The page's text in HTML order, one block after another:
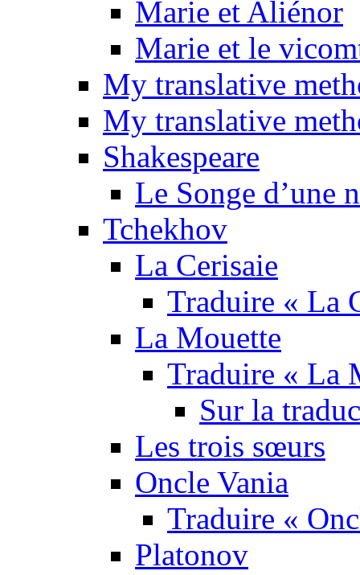
Marie et Aliénor
Marie et le
My translative
My translative
Shakespeare
Le Songe d’une
Tchekhov
La Cerisaie
Traduire « La
La Mouette
Traduire « La
Sur la
Les trois sœurs
Oncle Vania
Traduire «
Platonov